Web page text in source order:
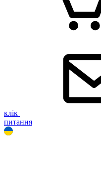
клік
питання